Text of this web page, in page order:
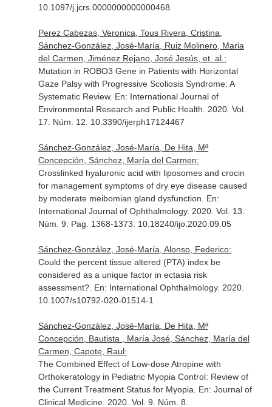
10.1097/j.jcrs.0000000000000468
Perez Cabezas, Veronica, Tous Rivera, Cristina,
Sánchez-González, José-María, Ruiz Molinero, Maria
del Carmen, Jiménez Rejano, José Jesús, et. al.:
Mutation in ROBO3 Gene in Patients with Horizontal
Gaze Palsy with Progressive Scoliosis Syndrome: A
Systematic Review. En: International Journal of
Environmental Research and Public Health . 2020. Vol.
17. Núm. 12. 10.3390/ijerph17124467
Sánchez-González, José-María, De Hita, Mª
Concepción, Sánchez, María del Carmen:
Crosslinked hyaluronic acid with liposomes and crocin
for management symptoms of dry eye disease caused
by moderate meibomian gland dysfunction. En:
International Journal of Ophthalmology. 2020. Vol. 13.
Núm. 9. Pag. 1368-1373. 10.18240/ijo.2020.09.05
Sánchez-González, José-María, Alonso, Federico:
Could the percent tissue altered (PTA) index be
considered as a unique factor in ectasia risk
assessment?. En: International Ophthalmology. 2020.
10.1007/s10792-020-01514-1
Sánchez-González, José-María, De Hita, Mª
Concepción, Bautista , María José, Sánchez, María del
Carmen, Capote, Raul:
The Combined Effect of Low-dose Atropine with
Orthokeratology in Pediatric Myopia Control: Review of
the Current Treatment Status for Myopia. En: Journal of
Clinical Medicine. 2020. Vol. 9. Núm. 8.